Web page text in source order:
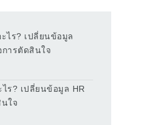
ไร? เปลี่ยนข้อมูล
ารตัดสินใจ
ไร? เปลี่ยนข้อมูล HR
ใจ